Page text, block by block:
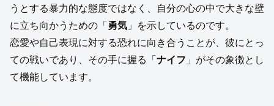
うとする暴力的な態度ではなく、自分の心の中で大きな壁
に立ち向かうための「 勇気 」を示しているのです。
恋愛や自己表現に対する恐れに向き合うことが、彼にとっ
ての戦いであり、その手に握る「 ナイフ 」がその象徴とし
て機能しています。